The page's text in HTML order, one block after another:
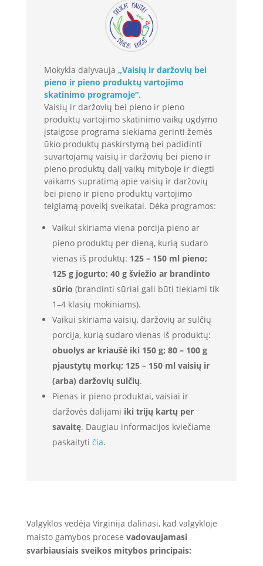
Mokykla dalyvauja „Vaisių ir daržovių bei
pieno ir pieno produktų vartojimo
skatinimo programoje“.
Vaisių ir daržovių bei pieno ir pieno
produktų vartojimo skatinimo vaikų ugdymo
įstaigose programa siekiama gerinti žemės
ūkio produktų paskirstymą bei padidinti
suvartojamų vaisių ir daržovių bei pieno ir
pieno produktų dalį vaikų mityboje ir diegti
vaikams supratimą apie vaisių ir daržovių
bei pieno ir pieno produktų vartojimo
teigiamą poveikį sveikatai. Dėka programos:
Vaikui skiriama viena porcija pieno ar
pieno produktų per dieną, kurią sudaro
vienas iš produktų: 125 – 150 ml pieno;
125 g jogurto; 40 g šviežio ar brandinto
sūrio (brandinti sūriai gali būti tiekiami tik
1–4 klasių mokiniams).
Vaikui skiriama vaisių, daržovių ar sulčių
porcija, kurią sudaro vienas iš produktų:
obuolys ar kriaušė iki 150 g; 80 – 100 g
pjaustytų morkų; 125 – 150 ml vaisių ir
(arba) daržovių sulčių.
Pienas ir pieno produktai, vaisiai ir
daržovės dalijami iki trijų kartų per
savaitę. Daugiau informacijos kviečiame
paskaityti čia.
Valgyklos vedėja Virginija dalinasi, kad valgykloje
maisto gamybos procese vadovaujamasi
svarbiausiais sveikos mitybos principais: